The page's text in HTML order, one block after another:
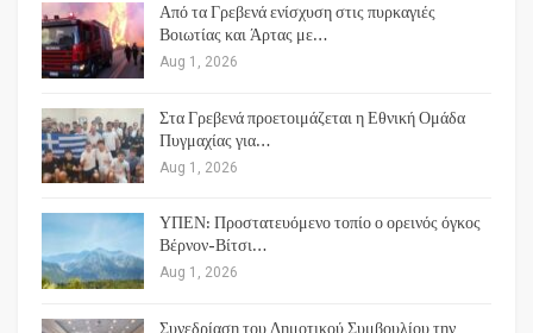
Από τα Γρεβενά ενίσχυση στις πυρκαγιές
Βοιωτίας και Άρτας με…
Aug 1, 2026
Στα Γρεβενά προετοιμάζεται η Εθνική Ομάδα
Πυγμαχίας για…
Aug 1, 2026
ΥΠΕΝ: Προστατευόμενο τοπίο ο ορεινός όγκος
Βέρνον-Βίτσι…
Aug 1, 2026